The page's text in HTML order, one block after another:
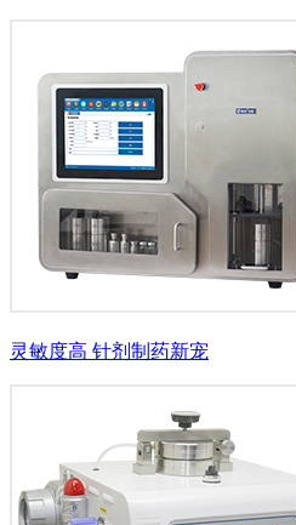
灵敏度高 针剂制药新宠